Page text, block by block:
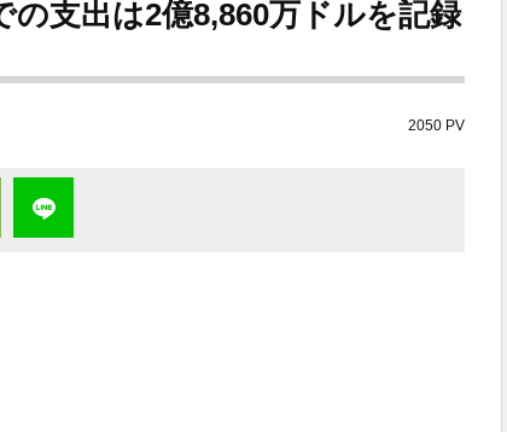
支出は2億8,860万ドルを記録
2050 PV